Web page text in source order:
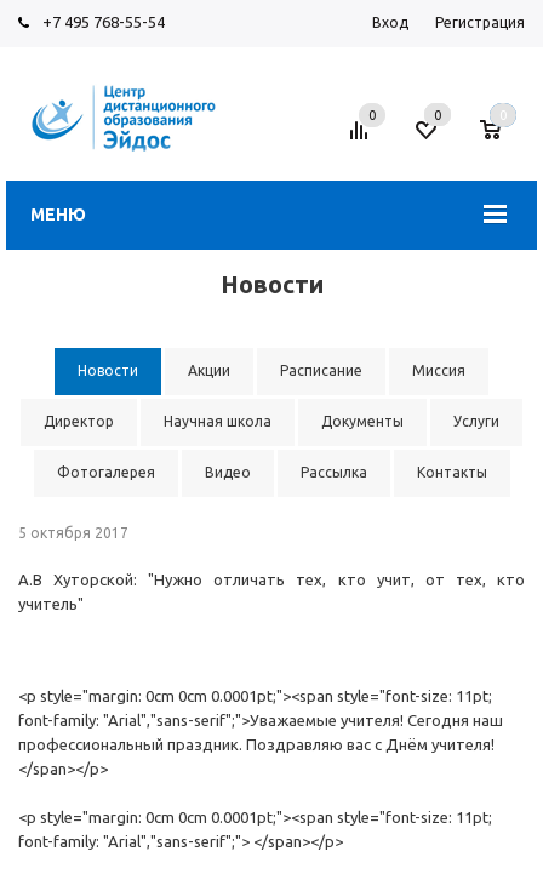
+7 495 768-55-54 Вход Регистрация
МЕНЮ
0 0 0
Новости
Новости Акции Расписание Миссия
Директор Научная школа Документы Услуги
Фотогалерея Видео Рассылка Контакты
5 октября 2017
А.В Хуторской: "Нужно отличать тех, кто учит, от тех, кто
учитель"
<p style="margin: 0cm 0cm 0.0001pt;"><span style="font-size: 11pt;
font-family: "Arial","sans-serif";">Уважаемые учителя! Сегодня наш
профессиональный праздник. Поздравляю вас с Днём учителя!
</span></p>
<p style="margin: 0cm 0cm 0.0001pt;"><span style="font-size: 11pt;
font-family: "Arial","sans-serif";"> </span></p>